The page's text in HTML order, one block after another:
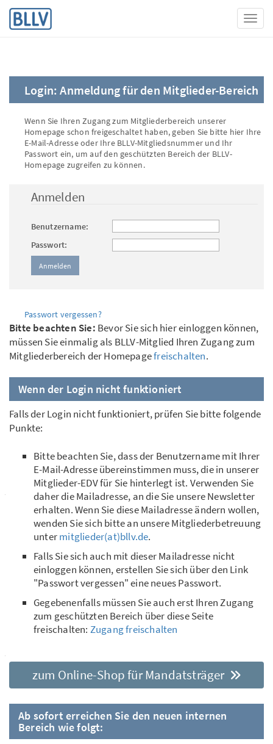
Login: Anmeldung für den Mitglieder-Bereich
Wenn Sie Ihren Zugang zum Mitgliederbereich unserer
Homepage schon freigeschaltet haben, geben Sie bitte hier Ihre
E-Mail-Adresse oder Ihre BLLV-Mitgliedsnummer und Ihr
Passwort ein, um auf den geschützten Bereich der BLLV-
Homepage zugreifen zu können.
Anmelden
Benutzername:
Passwort:
Passwort vergessen?
Bitte beachten Sie: Bevor Sie sich hier einloggen können,
müssen Sie einmalig als BLLV-Mitglied Ihren Zugang zum
Mitgliederbereich der Homepagefreischalten.
Wenn der Login nicht funktioniert
Falls der Login nicht funktioniert, prüfen Sie bitte folgende
Punkte:
Bitte beachten Sie, dass der Benutzername mit Ihrer
E-Mail-Adresse übereinstimmen muss, die in unserer
Mitglieder-EDV für Sie hinterlegt ist. Verwenden Sie
daher die Mailadresse, an die Sie unsere Newsletter
erhalten. Wenn Sie diese Mailadresse ändern wollen,
wenden Sie sich bitte an unsere Mitgliederbetreuung
untermitglieder(at)bllv.de.
Falls Sie sich auch mit dieser Mailadresse nicht
einloggen können, erstellen Sie sich über den Link
"Passwort vergessen" eine neues Passwort.
Gegebenenfalls müssen Sie auch erst Ihren Zugang
zum geschützten Bereich über diese Seite
freischalten: Zugang freischalten
zum Online-Shop für Mandatsträger
Ab sofort erreichen Sie den neuen internen
Bereich wie folgt: